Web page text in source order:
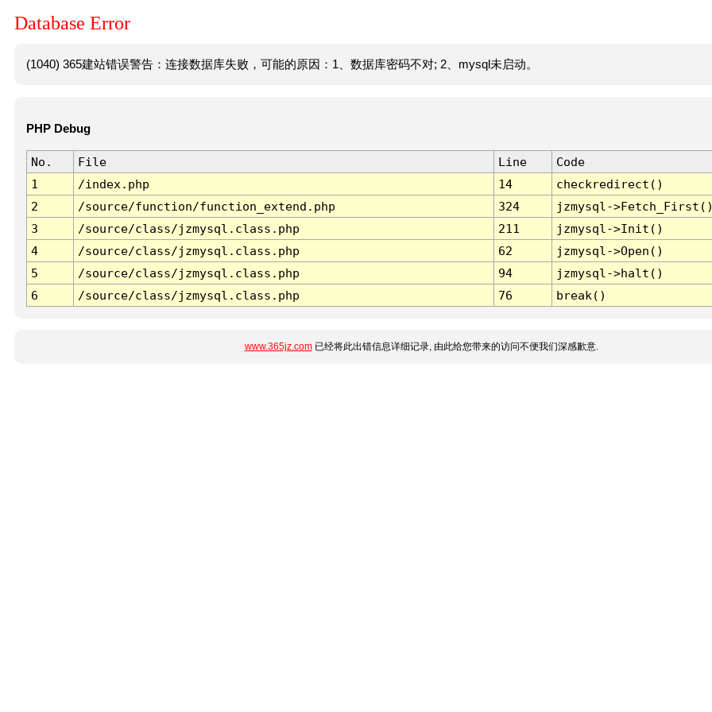
Database Error
(1040) 365建站错误警告：连接数据库失败，可能的原因：1、数据库密码不对; 2、mysql未启动。
PHP Debug
No. File Line
Code
1
/index.php 14
checkredirect()
2
/source/function/function_extend.php 324
jzmysql-
3
/source/class/jzmysql.class.php 211
jzmysql->Init()
4
/source/class/jzmysql.class.php 62
jzmysql->Open()
5
/source/class/jzmysql.class.php 94
jzmysql->halt()
6
/source/class/jzmysql.class.php 76 break()
www.365jz.com已经将此出错信息详细记录, 由此给您带来的访问不便我们深感歉意.